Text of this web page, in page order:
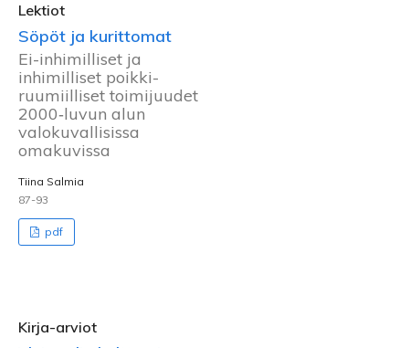
Lektiot
Söpöt ja kurittomat
Ei-inhimilliset ja
inhimilliset poikki-
ruumiilliset toimijuudet
2000‑luvun alun
valokuvallisissa
omakuvissa
Tiina Salmia
87-93
pdf
Kirja-arviot